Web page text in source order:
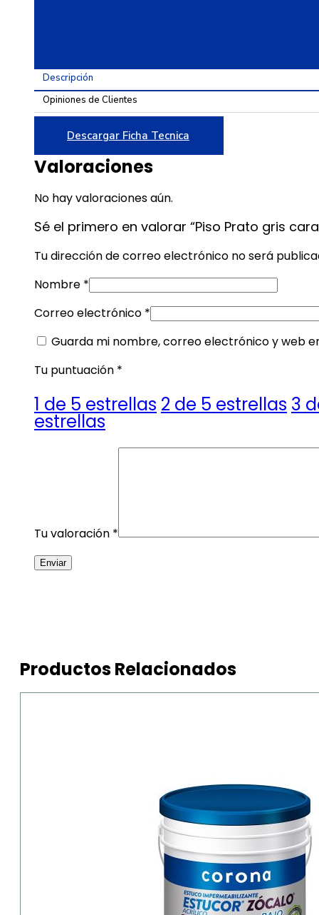
Descripción
Opiniones de Clientes
Descargar Ficha Tecnica
Valoraciones
No hay valoraciones aún.
Sé el primero en valorar “Piso Prato gris
Tu dirección de correo electrónico no será
Nombre *
Correo electrónico *
Guarda mi nombre, correo electrónico y web
Tu puntuación *
1 de 5 estrellas 2 de 5 estrellas 3
estrellas
Tu valoración *
Productos Relacionados